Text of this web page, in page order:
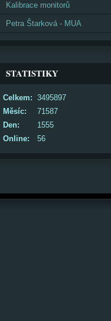
Kalibrace monitorů
Petra Štarková - MUA
STATISTIKY
Online: 56
Celkem: 3495897
Měsíc:
71587
Den:
1555